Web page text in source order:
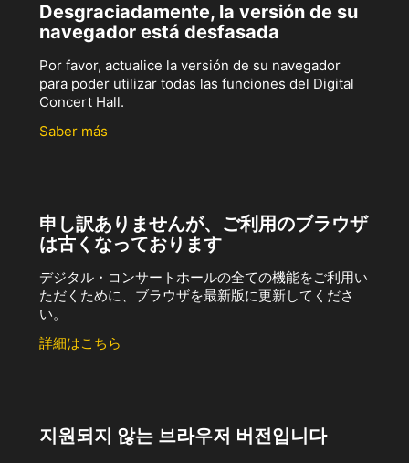
Desgraciadamente, la versión de su
navegador está desfasada
Por favor, actualice la versión de su navegador
para poder utilizar todas las funciones del Digital
Concert Hall.
Saber más
申し訳ありませんが、ご利用のブラウザ
は古くなっております
デジタル・コンサートホールの全ての機能をご利用い
ただくために、ブラウザを最新版に更新してくださ
い。
詳細はこちら
지원되지 않는 브라우저 버전입니다